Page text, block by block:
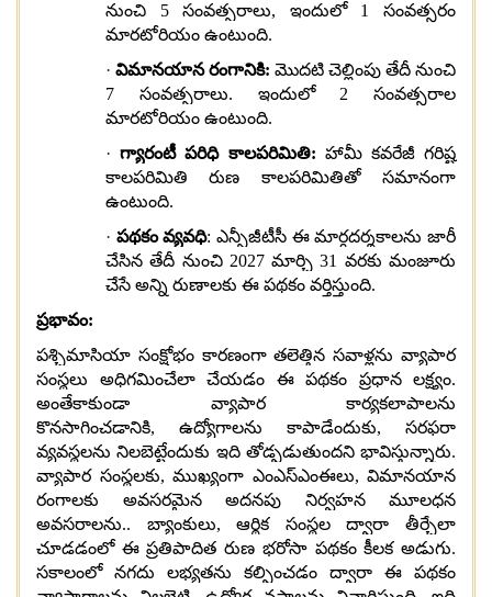
నుంచి 5 సంవత్సరాలు, ఇందులో 1 సంవత్సరం
మారటోరియం ఉంటుంది.
· విమానయాన రంగానికి: మొదటి చెల్లింపు తేదీ నుంచి
7 సంవత్సరాలు. ఇందులో 2 సంవత్సరాల
మారటోరియం ఉంటుంది.
·గ్యారంటీ పరిధి కాలపరిమితి: హామీ కవరేజీ గరిష్ట
కాలపరిమితి రుణ కాలపరిమితితో సమానంగా
ఉంటుంది.
· పథకం వ్యవధి: ఎన్సీజీటీసీ ఈ మార్గదర్శకాలను జారీ
చేసిన తేదీ నుంచి 2027 మార్చి 31 వరకు మంజూరు
చేసే అన్ని రుణాలకు ఈ పథకం వర్తిస్తుంది.
ప్రభావం:
పశ్చిమాసియా సంక్షోభం కారణంగా తలెత్తిన సవాళ్లను వ్యాపార
సంస్థలు అధిగమించేలా చేయడం ఈ పథకం ప్రధాన లక్ష్యం.
అంతేకాకుండా వ్యాపార కార్యకలాపాలను
కొనసాగించడానికి, ఉద్యోగాలను కాపాడేందుకు, సరఫరా
వ్యవస్థలను నిలబెట్టేందుకు ఇది తోడ్పడుతుందని భావిస్తున్నారు.
వ్యాపార సంస్థలకు, ముఖ్యంగా ఎంఎస్ఎంఈలు, విమానయాన
రంగాలకు అవసరమైన అదనపు నిర్వహన మూలధన
అవసరాలను.. బ్యాంకులు, ఆర్థిక సంస్థల ద్వారా తీర్చేలా
చూడడంలో ఈ ప్రతిపాదిత రుణ భరోసా పథకం కీలక అడుగు.
సకాలంలో నగదు లభ్యతను కల్పించడం ద్వారా ఈ పథకం